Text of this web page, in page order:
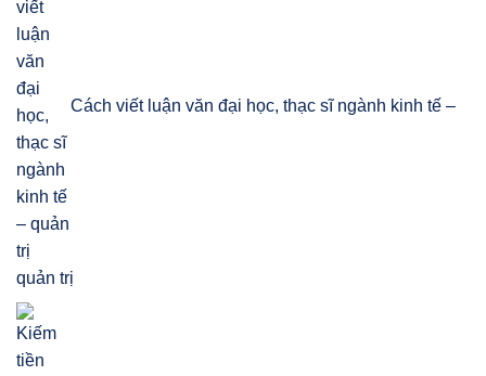
Cách viết luận văn đại học, thạc sĩ ngành kinh tế –
quản trị